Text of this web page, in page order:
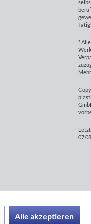
*
Alle akzeptieren